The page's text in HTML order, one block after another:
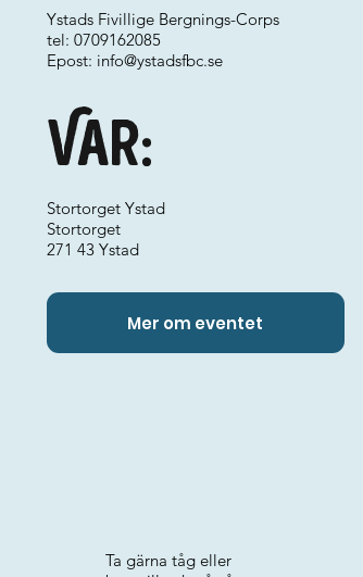
Var:
Ystads Fivillige Bergnings-Corps
tel: 0709162085
Epost: info@ystadsfbc.se
Stortorget Ystad
Stortorget
271 43 Ystad
Mer om eventet
Ta gärna tåg eller